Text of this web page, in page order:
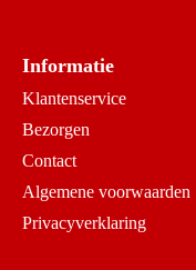
Informatie
Klantenservice
Bezorgen
Contact
Algemene voorwaarden
Privacyverklaring